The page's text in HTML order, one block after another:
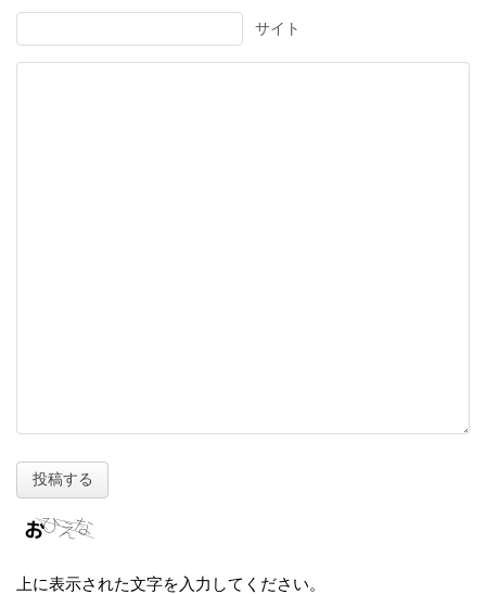
サイト
上に表示された文字を入力してください。